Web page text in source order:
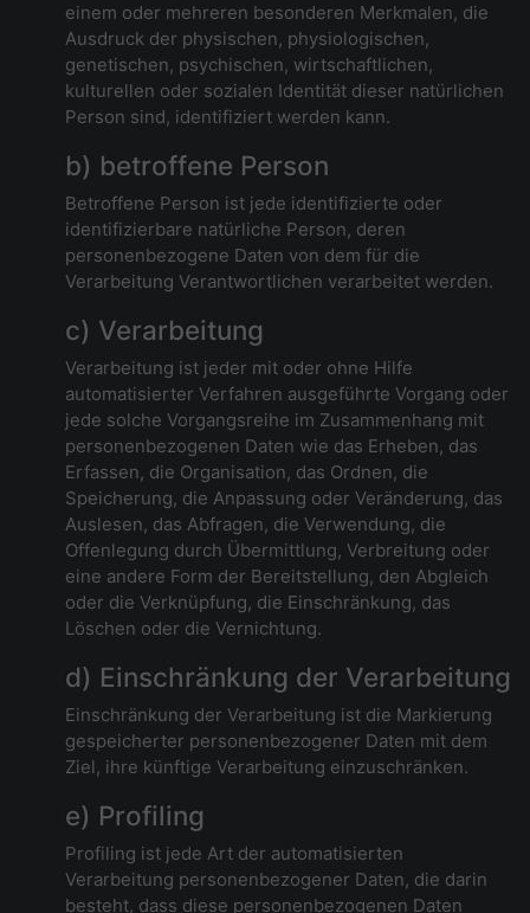
einem oder mehreren besonderen Merkmalen, die
Ausdruck der physischen, physiologischen,
genetischen, psychischen, wirtschaftlichen,
kulturellen oder sozialen Identität dieser natürlichen
Person sind, identifiziert werden kann.
b) betroffene Person
Betroffene Person ist jede identifizierte oder
identifizierbare natürliche Person, deren
personenbezogene Daten von dem für die
Verarbeitung Verantwortlichen verarbeitet werden.
c) Verarbeitung
Verarbeitung ist jeder mit oder ohne Hilfe
automatisierter Verfahren ausgeführte Vorgang oder
jede solche Vorgangsreihe im Zusammenhang mit
personenbezogenen Daten wie das Erheben, das
Erfassen, die Organisation, das Ordnen, die
Speicherung, die Anpassung oder Veränderung, das
Auslesen, das Abfragen, die Verwendung, die
Offenlegung durch Übermittlung, Verbreitung oder
eine andere Form der Bereitstellung, den Abgleich
oder die Verknüpfung, die Einschränkung, das
Löschen oder die Vernichtung.
d) Einschränkung der Verarbeitung
Einschränkung der Verarbeitung ist die Markierung
gespeicherter personenbezogener Daten mit dem
Ziel, ihre künftige Verarbeitung einzuschränken.
e) Profiling
Profiling ist jede Art der automatisierten
Verarbeitung personenbezogener Daten, die darin
besteht, dass diese personenbezogenen Daten